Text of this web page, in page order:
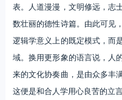
表。人道漫漫，文明修远，志
数壮丽的德性诗篇。由此可见
逻辑学意义上的既定模式，而
域。换用更形象的语言说，人
来的文化协奏曲，是由众多丰
这便是和合人学用心良苦的立言